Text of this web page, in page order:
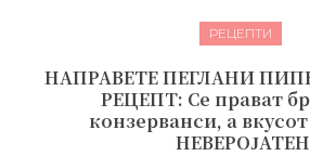
РЕЦЕПТИ
НАПРАВЕТЕ ПЕГЛАНИ
РЕЦЕПТ: Се прават
конзерванси, а
НЕВЕРОЈАТЕН